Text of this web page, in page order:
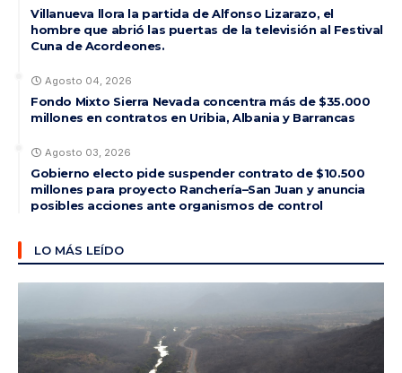
Villanueva llora la partida de Alfonso Lizarazo, el
hombre que abrió las puertas de la televisión al Festival
Cuna de Acordeones.
Agosto 04, 2026
Fondo Mixto Sierra Nevada concentra más de $35.000
millones en contratos en Uribia, Albania y Barrancas
Agosto 03, 2026
Gobierno electo pide suspender contrato de $10.500
millones para proyecto Ranchería–San Juan y anuncia
posibles acciones ante organismos de control
LO MÁS LEÍDO